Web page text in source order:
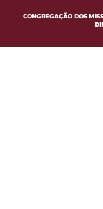
CONGREGAÇÃO DOS